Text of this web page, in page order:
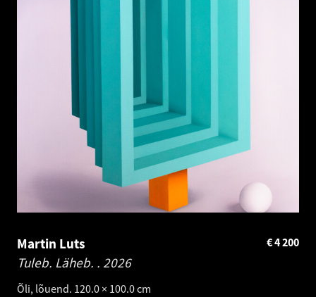
Martin Luts
Tuleb. Läheb. . 2026
Õli, lõuend. 120.0 × 100.0 cm
4 200
€